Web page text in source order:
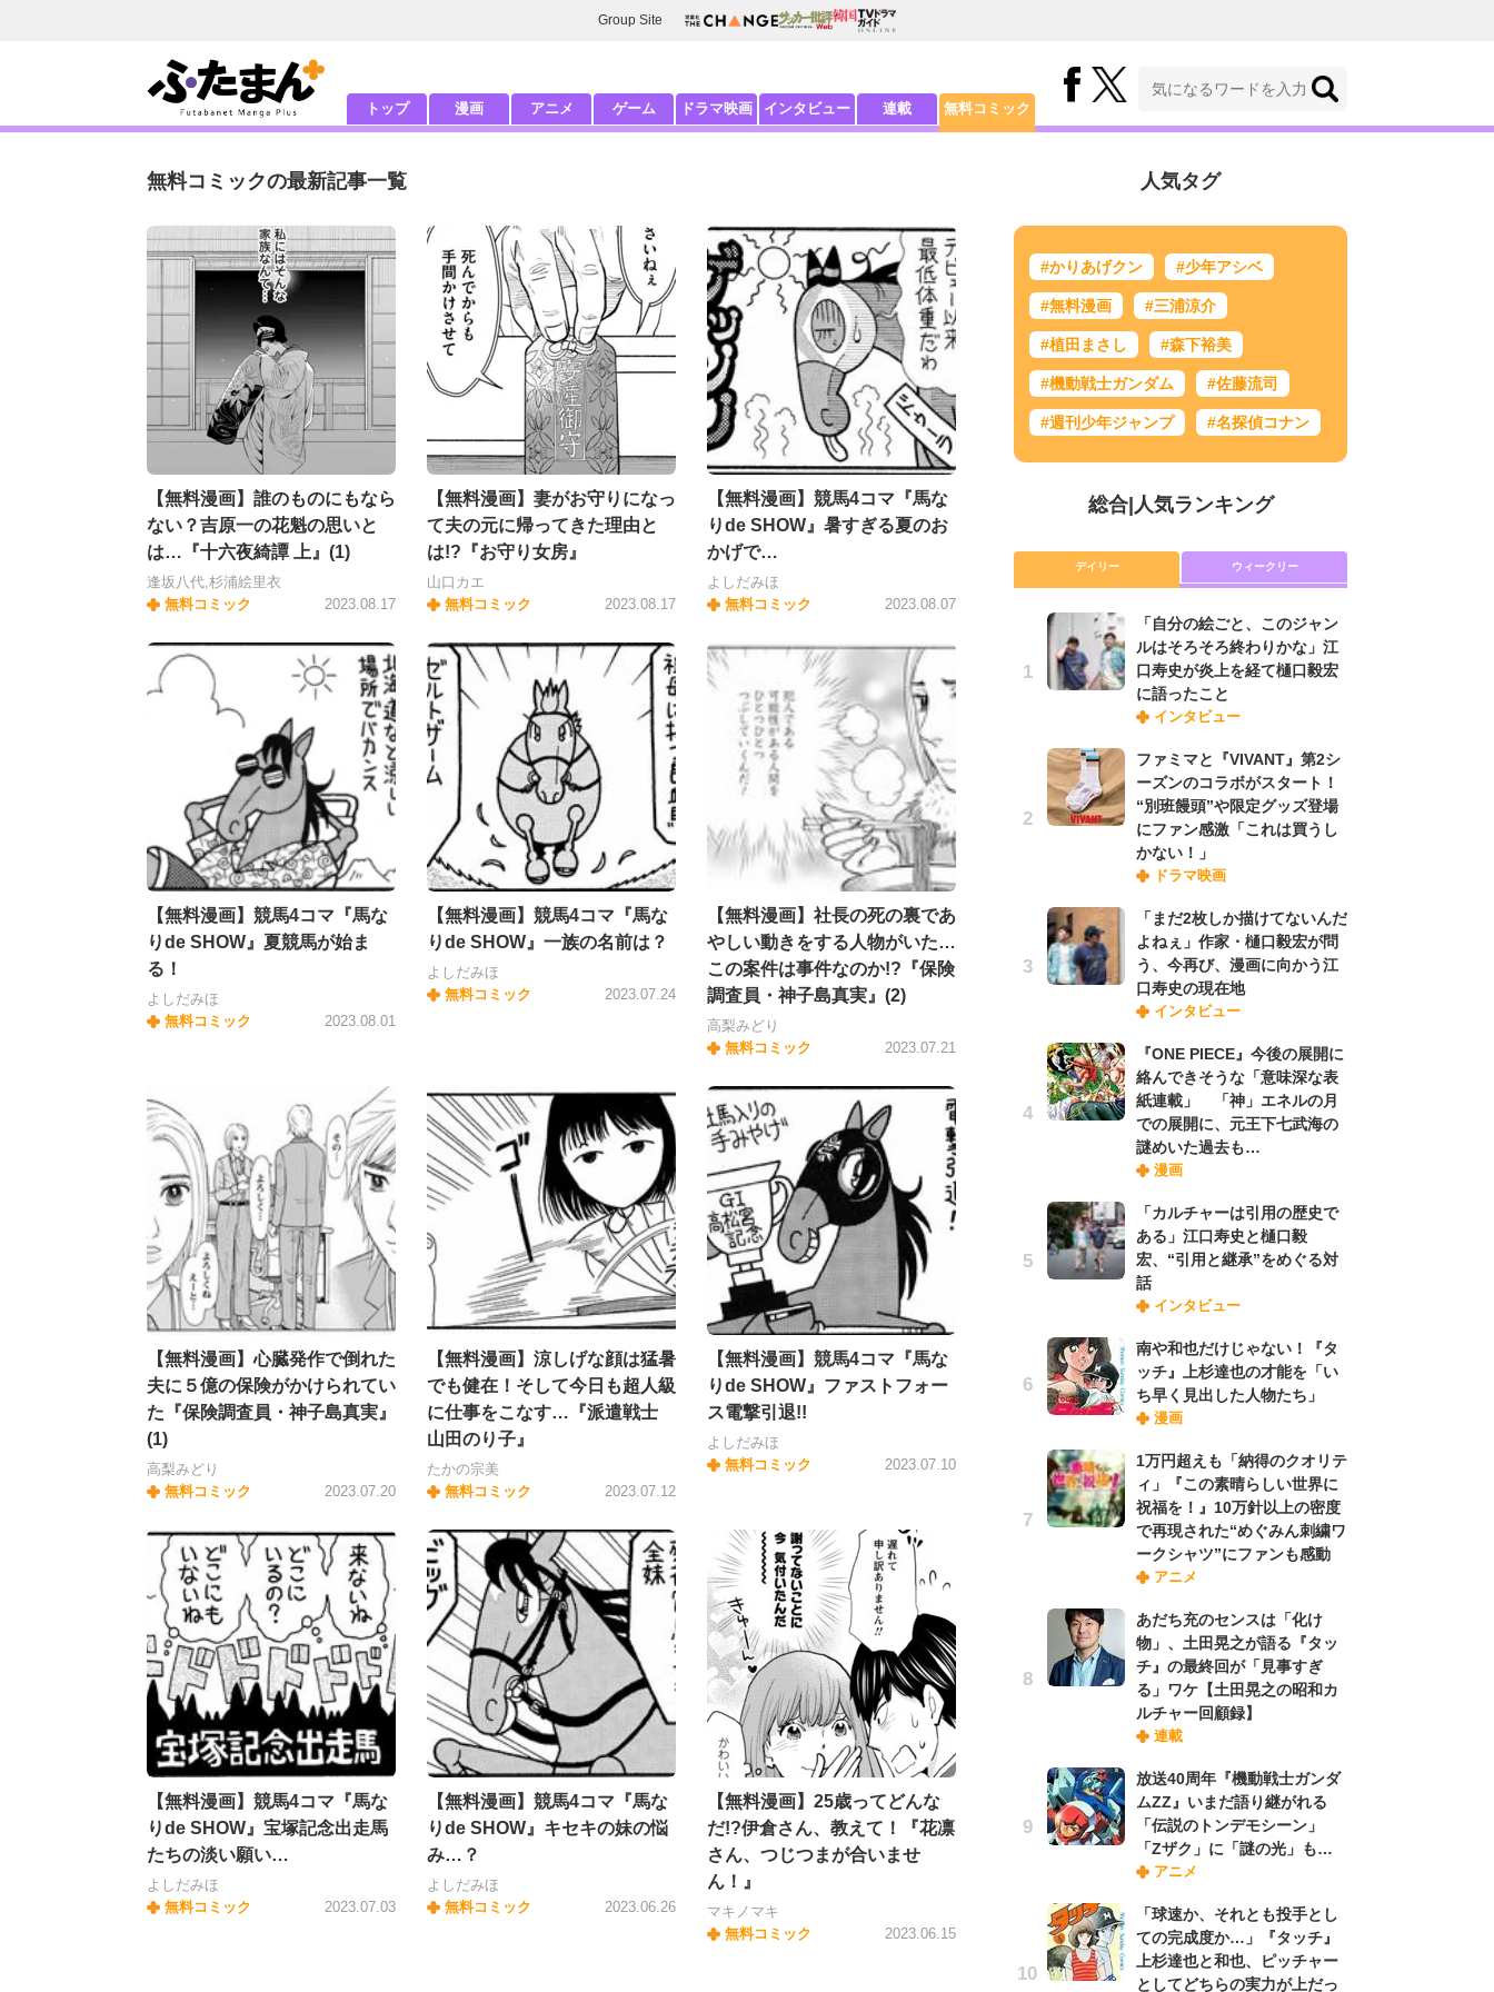
Group Site
トップ 漫画 アニメ ゲーム ドラマ映画 インタビュー 連載 無料コミック
無料コミックの最新記事一覧
【無料漫画】誰のものにもなら
ない？吉原一の花魁の思いと
は…『十六夜綺譚 上』(1)
逢坂八代,杉浦絵里衣
無料コミック
2023.08.17
【無料漫画】妻がお守りになっ
て夫の元に帰ってきた理由と
は!?『お守り女房』
山口カエ
無料コミック
2023.08.17
【無料漫画】競馬4コマ『馬な
りde SHOW』暑すぎる夏のお
かげで…
よしだみほ
無料コミック
2023.08.07
【無料漫画】競馬4コマ『馬な
りde SHOW』夏競馬が始ま
る！
よしだみほ
無料コミック
2023.08.01
【無料漫画】競馬4コマ『馬な
りde SHOW』一族の名前は？
よしだみほ
無料コミック
2023.07.24
【無料漫画】社長の死の裏であ
やしい動きをする人物がいた…
この案件は事件なのか!?『保険
調査員・神子島真実』(2)
高梨みどり
無料コミック
2023.07.21
【無料漫画】心臓発作で倒れた
夫に５億の保険がかけられてい
た『保険調査員・神子島真実』
(1)
高梨みどり
無料コミック
2023.07.20
【無料漫画】涼しげな顔は猛暑
でも健在！そして今日も超人級
に仕事をこなす…『派遣戦士
山田のり子』
たかの宗美
無料コミック
2023.07.12
【無料漫画】競馬4コマ『馬な
りde SHOW』ファストフォー
ス電撃引退!!
よしだみほ
無料コミック
2023.07.10
【無料漫画】競馬4コマ『馬な
りde SHOW』宝塚記念出走馬
たちの淡い願い…
よしだみほ
無料コミック
2023.07.03
【無料漫画】競馬4コマ『馬な
りde SHOW』キセキの妹の悩
み…？
よしだみほ
無料コミック
2023.06.26
【無料漫画】25歳ってどんな
だ!?伊倉さん、教えて！『花凛
さん、つじつまが合いませ
ん！』
マキノマキ
無料コミック
2023.06.15
人気タグ
#かりあげクン #少年アシベ
#無料漫画 #三浦涼介
#植田まさし #森下裕美
#機動戦士ガンダム #佐藤流司
#週刊少年ジャンプ #名探偵コナン
総合| 人気ランキング
デイリー ウィークリー
「自分の絵ごと、このジャン
ルはそろそろ終わりかな」江
口寿史が炎上を経て樋口毅宏
に語ったこと
インタビュー
ファミマと『VIVANT』第2シ
ーズンのコラボがスタート！
“別班饅頭”や限定グッズ登場
にファン感激「これは買うし
かない！」
ドラマ映画
「まだ2枚しか描けてないんだ
よねぇ」作家・樋口毅宏が問
う、今再び、漫画に向かう江
口寿史の現在地
インタビュー
『ONE PIECE』今後の展開に
絡んできそうな「意味深な表
紙連載」 「神」エネルの月
での展開に、元王下七武海の
謎めいた過去も…
漫画
「カルチャーは引用の歴史で
ある」江口寿史と樋口毅
宏、“引用と継承”をめぐる対
話
インタビュー
南や和也だけじゃない！『タ
ッチ』上杉達也の才能を「い
ち早く見出した人物たち」
漫画
1万円超えも「納得のクオリテ
ィ」『この素晴らしい世界に
祝福を！』10万針以上の密度
で再現された“めぐみん刺繍ワ
ークシャツ”にファンも感動
アニメ
あだち充のセンスは「化け
物」、土田晃之が語る『タッ
チ』の最終回が「見事すぎ
る」ワケ【土田晃之の昭和カ
ルチャー回顧録】
連載
放送40周年『機動戦士ガンダ
ムZZ』いまだ語り継がれる
「伝説のトンデモシーン」
「Zザク」に「謎の光」も…
アニメ
「球速か、それとも投手とし
ての完成度か…」『タッチ』
上杉達也と和也、ピッチャー
としてどちらの実力が上だっ